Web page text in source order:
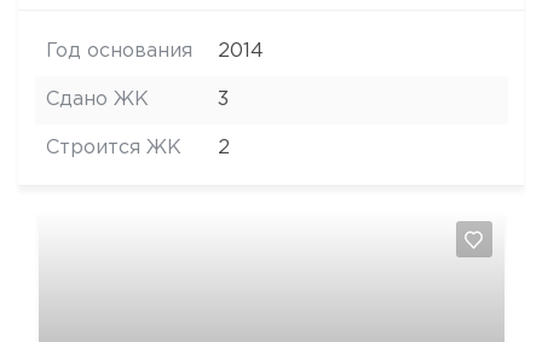
Год основания 2014
Сдано ЖК 3
Строится ЖК 2